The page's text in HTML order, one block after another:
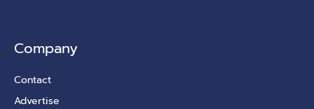
Company
Contact
Advertise